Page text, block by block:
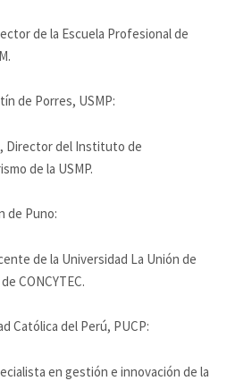
de la Escuela Profesional de
de Porres, USMP:
Director del Instituto de
de la USMP.
de Puno:
de la Universidad La Unión de
CONCYTEC.
Católica del Perú, PUCP:
en gestión e innovación de la